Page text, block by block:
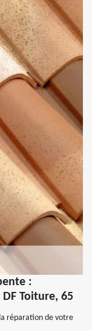
:
Toiture, 65
réparation de votre